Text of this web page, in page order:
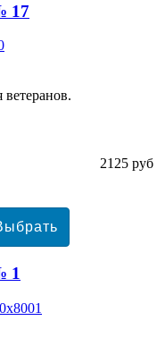
17
2125 руб
1